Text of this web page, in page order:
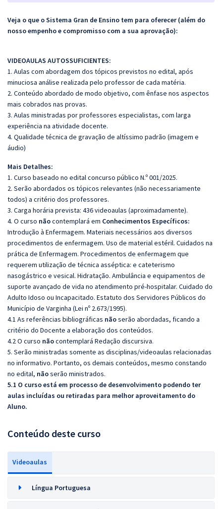
Veja o que o Sistema Gran de Ensino tem para oferecer (além do
nosso empenho e compromisso com a sua aprovação):
VIDEOAULAS AUTOSSUFICIENTES:
1. Aulas com abordagem dos tópicos previstos no edital, após
minuciosa análise realizada pelo professor de cada matéria.
2. Conteúdo abordado de modo objetivo, com ênfase nos aspectos
mais cobrados nas provas.
3. Aulas ministradas por professores especialistas, com larga
experiência na atividade docente.
4. Qualidade técnica de gravação de altíssimo padrão (imagem e
áudio)
Mais Detalhes:
1. Curso baseado no edital concurso público N.º 001/2025.
2. Serão abordados os tópicos relevantes (não necessariamente
todos) a critério dos professores.
3. Carga horária prevista: 436 videoaulas (aproximadamente).
4. O curso nãocontemplará em Conhecimentos Específicos:
Introdução à Enfermagem. Materiais necessários aos diversos
procedimentos de enfermagem. Uso de material estéril. Cuidados na
prática de Enfermagem. Procedimentos de enfermagem que
requerem utilização de técnica asséptica: e cateterismo
nasogástrico e vesical. Hidratação. Ambulância e equipamentos de
suporte avançado de vida no atendimento pré-hospitalar. Cuidado do
Adulto Idoso ou Incapacitado. Estatuto dos Servidores Públicos do
Município de Varginha (Lei nº 2.673/1995).
4.1 As referências bibliográficas nãoserão abordadas, ficando a
critério do Docente a elaboração dos conteúdos.
4.2 O curso nãocontemplará Redação discursiva.
5. Serão ministradas somente as disciplinas/videoaulas relacionadas
no informativo. Portanto, os demais conteúdos, mesmo constando
no edital, nãoserão ministrados.
5.1 O curso está em processo de desenvolvimento podendo ter
aulas incluídas ou retiradas para melhor aproveitamento do
Aluno.
Conteúdo deste curso
Videoaulas
Língua Portuguesa